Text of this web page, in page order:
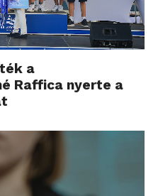
a
Raffica nyerte a